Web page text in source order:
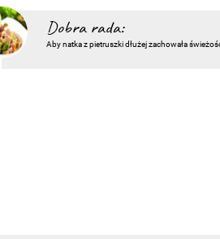
Dobra rada:
Aby natka z pietruszki dłużej zachowała